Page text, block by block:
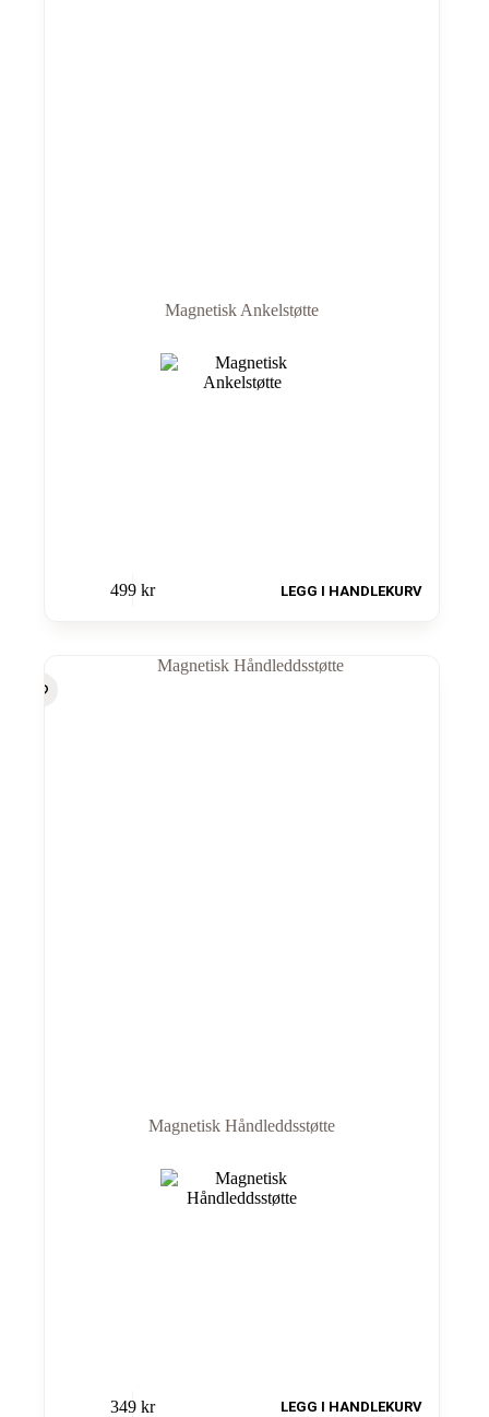
Magnetisk Ankelstøtte
499 kr LEGG I HANDLEKURV
Magnetisk Håndleddsstøtte
349 kr LEGG I HANDLEKURV